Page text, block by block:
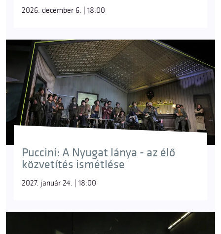
2026. december 6. | 18:00
Puccini: A Nyugat lánya - az élő
közvetítés ismétlése
2027. január 24. | 18:00